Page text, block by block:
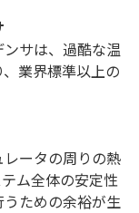
サは、過酷な温
業界標準以上の
ータの周りの熱
ム全体の安定性
ための余裕が生